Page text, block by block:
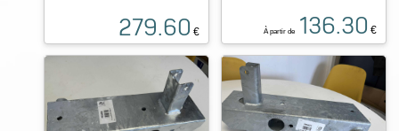
279.60 € À partir de 136.30 €